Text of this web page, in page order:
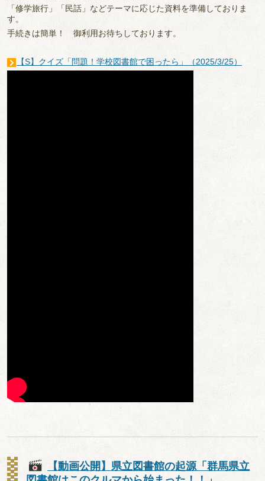
「修学旅行」「民話」などテーマに応じた資料を準備しておりま
す。
手続きは簡単！ 御利用お待ちしております。
【S】クイズ「問題！学校図書館で困ったら」（2025/3/25）
【動画公開】県立図書館の起源「群馬県立